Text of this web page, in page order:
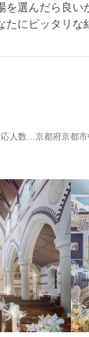
選んだら良
にピッタリな
: 着席：10名 ～ 110名 京都府京都